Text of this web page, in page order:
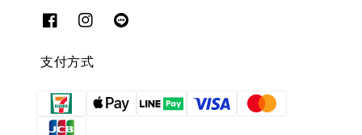
支付方式